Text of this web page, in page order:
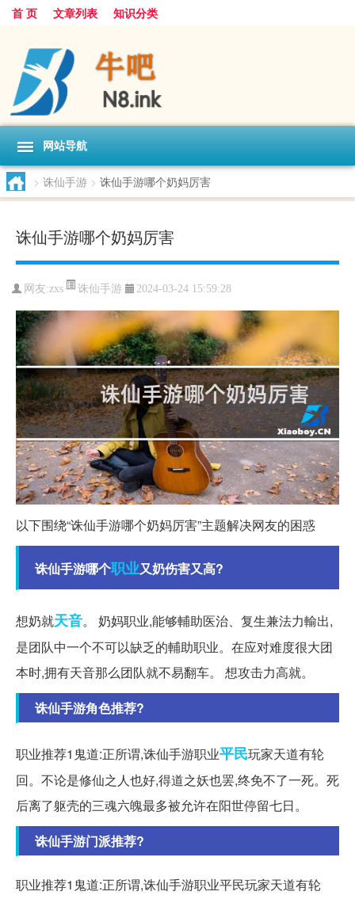
首 页 文章列表 知识分类
网站导航
> 诛仙手游 > 诛仙手游哪个奶妈厉害
诛仙手游哪个奶妈厉害
网友:zxs 诛仙手游 2024-03-24 15:59:28
以下围绕“诛仙手游哪个奶妈厉害”主题解决网友的困惑
诛仙手游哪个职业又奶伤害又高?
想奶就天音。 奶妈职业,能够輔助医治、复生兼法力輸出,
是团队中一个不可以缺乏的輔助职业。在应对难度很大团
本时,拥有天音那么团队就不易翻车。 想攻击力高就。
诛仙手游角色推荐?
职业推荐1鬼道:正所谓,诛仙手游职业平民玩家天道有轮
回。不论是修仙之人也好,得道之妖也罢,终免不了一死。死
后离了躯壳的三魂六魄最多被允许在阳世停留七日。
诛仙手游门派推荐?
职业推荐1鬼道:正所谓,诛仙手游职业平民玩家天道有轮